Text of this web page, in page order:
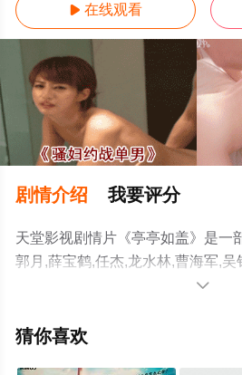
 在线观看
剧情介绍 我要评分
天堂影视剧情片《亭亭如盖》是一
郭月,薛宝鹤,任杰,龙水林,曹海军,
的中国大陆电影，手机免费观看高
视猫或剧情网等平台了解。

猜你喜欢